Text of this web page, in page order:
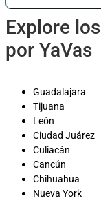
Explore
por YaVas
Guadalajara
Tijuana
León
Ciudad Juárez
Culiacán
Cancún
Chihuahua
Nueva York